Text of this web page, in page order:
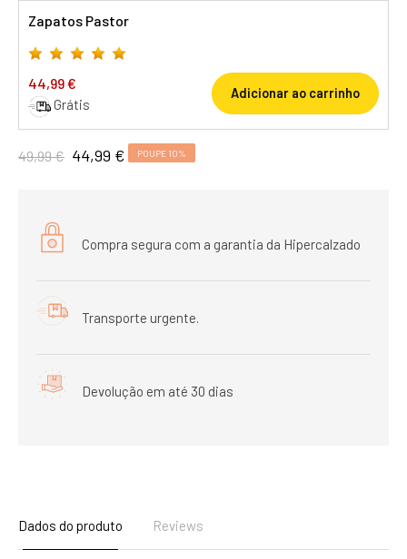
Zapatos Pastor
44,99 €
Grátis
Adicionar ao carrinho
49,99 € 44,99 € POUPE 10%
Compra segura com a garantia da Hipercalzado
Transporte urgente.
Devolução em até 30 dias
Dados do produto Reviews